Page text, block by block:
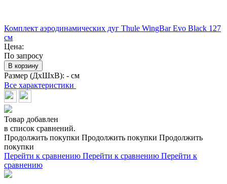
Комплект аэродинамических дуг Thule WingBar Evo Black 127
см
Цена:
По запросу
В корзину
Размер (ДхШхВ): - см
Все характеристики
Товар добавлен
в список сравнений.
Продолжить покупки Продолжить покупки Продолжить
покупки
Перейти к сравнению Перейти к сравнению Перейти к
сравнению